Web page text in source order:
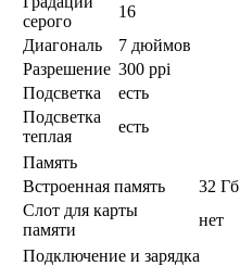
серого
16
Диагональ
7 дюймов
Разрешение 300 ppi
Подсветка
есть
Подсветка
теплая
есть
Память
Встроенная память
32 Гб
Слот для карты
памяти
нет
Подключение и зарядка